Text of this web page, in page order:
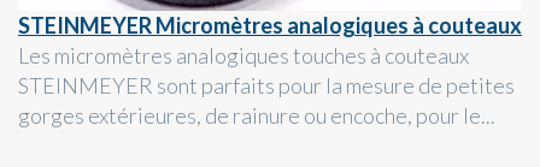
STEINMEYER Micromètres analogiques à couteaux
Les micromètres analogiques touches à couteaux
STEINMEYER sont parfaits pour la mesure de petites
gorges extérieures, de rainure ou encoche, pour le...